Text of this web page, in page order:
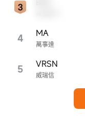
4 萬事達
MA
5 威瑞信
VRSN